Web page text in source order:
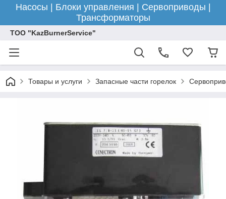
Насосы | Блоки управления | Сервоприводы |
Трансформаторы
ТОО "KazBurnerService"
Товары и услуги Запасные части горелок